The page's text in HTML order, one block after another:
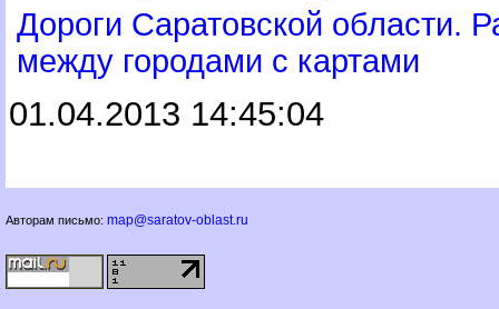
Дороги Саратовской области.
между городами с картами
01.04.2013 14:45:04
Авторам письмо: map@saratov-oblast.ru